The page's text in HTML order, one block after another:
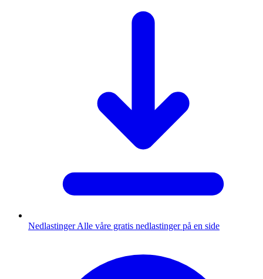
Nedlastinger Alle våre gratis nedlastinger på en side